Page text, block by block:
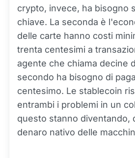
crypto, invece, ha bisogno
chiave. La seconda è
delle carte hanno costi
trenta centesimi a
agente che chiama decine
secondo ha bisogno di
centesimo. Le stablecoin
entrambi i problemi in un
questo stanno diventando,
denaro nativo delle